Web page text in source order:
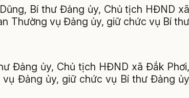
Bí thư Đảng ủy, Chủ tịch HĐND xã
Thường vụ Đảng ủy, giữ chức vụ Bí thư
Đảng ủy, Chủ tịch HĐND xã Đắk Phơi,
Đảng ủy, giữ chức vụ Bí thư Đảng ủy